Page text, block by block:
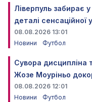
Ліверпуль забирає
деталі сенсаційної
08.08.2026 13:01
Новини
Футбол
Сувора дисципліна
Жозе Моуріньо
08.08.2026 12:01
Новини
Футбол